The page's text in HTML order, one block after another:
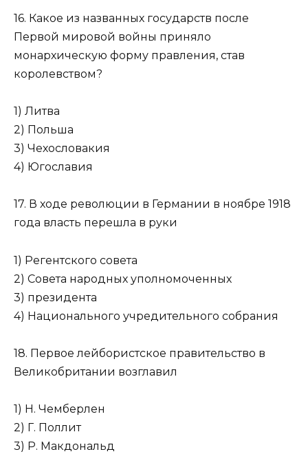
16. Какое из названных государств после
Первой мировой войны приняло
монархическую форму правления, став
королевством?
1) Литва
2) Польша
3) Чехословакия
4) Югославия
17. В ходе революции в Германии в ноябре 1918
года власть перешла в руки
1) Регентского совета
2) Совета народных уполномоченных
3) президента
4) Национального учредительного собрания
18. Первое лейбористское правительство в
Великобритании возглавил
1) Н. Чемберлен
2) Г. Поллит
3) Р. Макдональд